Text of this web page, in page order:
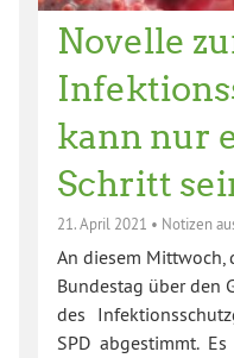
Novelle
kann nur
Schritt
21. April 2021 • Notizen
An diesem Mittwoch,
Bundestag über den
des
SPD abgestimmt.